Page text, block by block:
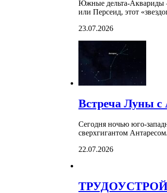
Южные дельта-Аквариды
или Персеид, этот
23.07.2026
Встреча Луны с
Сегодня ночью юго-
сверхгигантом
22.07.2026